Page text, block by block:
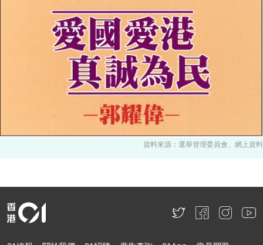
資料來源：選舉管理委員會、網上資料